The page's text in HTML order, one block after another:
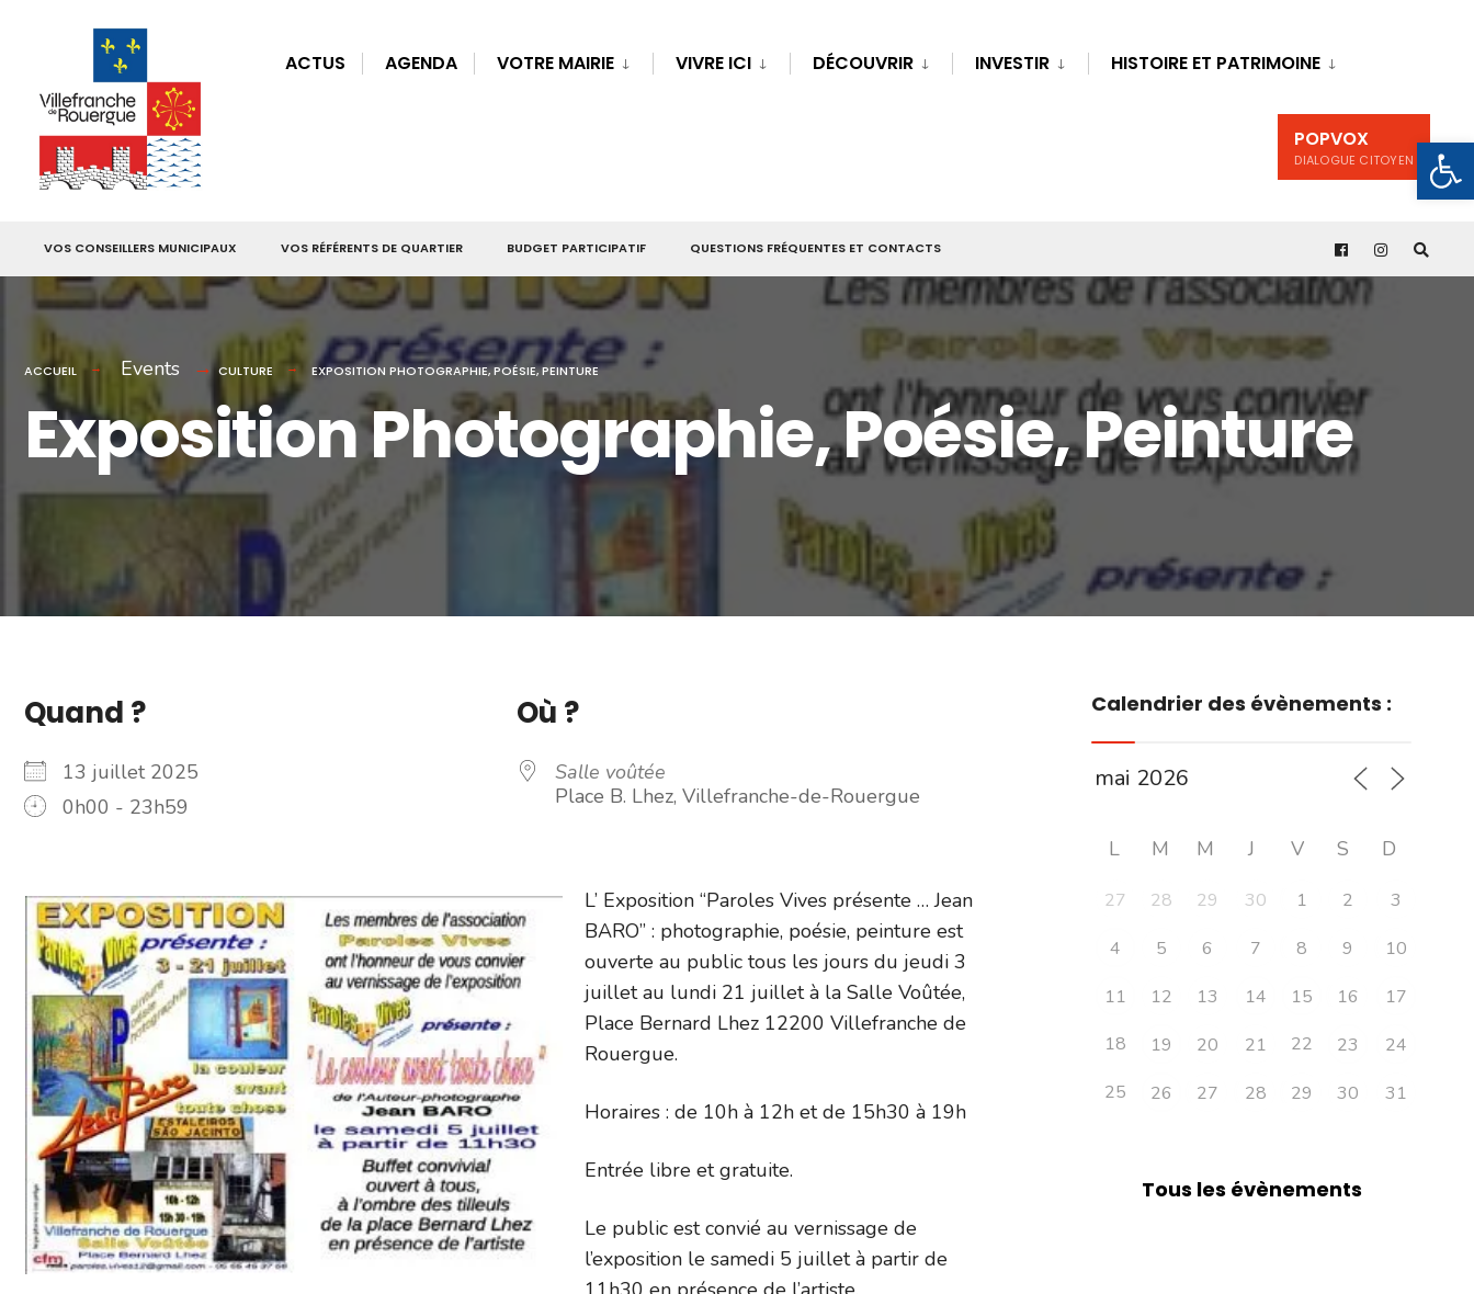
ACTUS AGENDA VOTRE MAIRIE VIVRE ICI DÉCOUVRIR INVESTIR HISTOIRE ET PATRIMOINE
POPVOX
DIALOGUE CITOYEN
VOS CONSEILLERS MUNICIPAUX VOS RÉFÉRENTS DE QUARTIER BUDGET PARTICIPATIF QUESTIONS FRÉQUENTES ET CONTACTS
ACCUEIL Events CULTURE EXPOSITION PHOTOGRAPHIE, POÉSIE, PEINTURE
Exposition Photographie, Poésie, Peinture
Quand ?
13 juillet 2025
0h00 - 23h59
Où ?
Salle voûtée
Place B. Lhez, Villefranche-de-Rouergue
L’ Exposition “Paroles Vives présente … Jean
BARO” : photographie, poésie, peinture est
ouverte au public tous les jours du jeudi 3
juillet au lundi 21 juillet à la Salle Voûtée,
Place Bernard Lhez 12200 Villefranche de
Rouergue.
Horaires : de 10h à 12h et de 15h30 à 19h
Entrée libre et gratuite.
Le public est convié au vernissage de
l’exposition le samedi 5 juillet à partir de
Calendrier des évènements :
L M M J V S D
27 28 29 30 1 2
3
4
5 6 7 8 9
10
11
12 13 14 15 16
17
18
19 20 21 22 23
24
25
26 27 28 29 30 31
Tous les évènements